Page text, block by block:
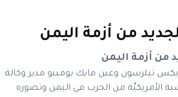
من أزمة اليمن
من أزمة اليمن
ريكس تيلرسون وعين مايك بومبيو مدير وكالة
الأمريكيَّة من الحرب في اليمن وتصوره